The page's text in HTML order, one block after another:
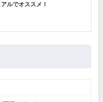
ルでオススメ！